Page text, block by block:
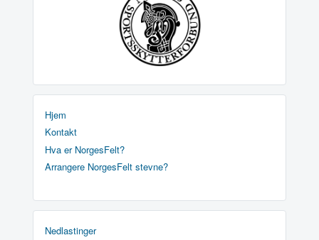
Hjem
Kontakt
Hva er NorgesFelt?
Arrangere NorgesFelt stevne?
Nedlastinger